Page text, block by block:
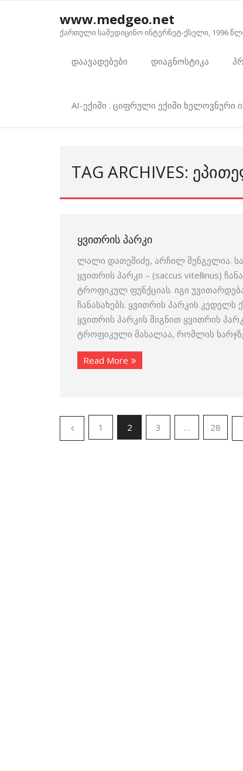
www.medgeo.net
ქართული სამედიცინო ინტერნეტ-ქსელი, 1996
დაავადებები დიაგნოსტიკა
AI-ექიმი . ციფრული ექიმი
TAG ARCHIVES:
ᲧᲕᲘᲗᲠᲘᲡ ᲞᲐᲠᲙᲘ
ლალი დათეშიძე, არჩილ შენგელია.
ყვითრის პარკი – (saccus vitellinus)
ტროფიკულ ფუნქციას. იგი
ჩანასახებს. ყვითრის პარკის კედელს
ყვითრის პარკის შიგნით ყვითრის
ტროფიკული მასალაა, რომლის
Read More
1 2 3 … 28